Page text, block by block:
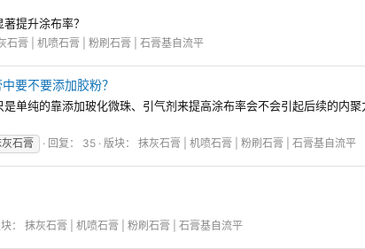
提升涂布率？
石膏 | 机喷石膏 | 粉刷石膏 | 石膏基自流平
要不要添加胶粉？
单纯的靠添加玻化微珠、引气剂来提高涂布率会不会引起后续的内
石膏 回复： 35 版块： 抹灰石膏 | 机喷石膏 | 粉刷石膏 | 石膏基自流平
： 抹灰石膏 | 机喷石膏 | 粉刷石膏 | 石膏基自流平